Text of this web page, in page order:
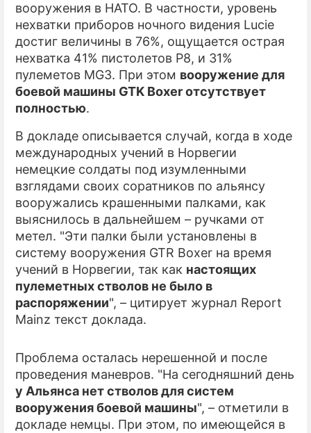
вооружения в НАТО. В частности, уровень
нехватки приборов ночного видения Lucie
достиг величины в 76%, ощущается острая
нехватка 41% пистолетов P8, и 31%
пулеметов MG3. При этом вооружение для
боевой машины GTK Boxer отсутствует
полностью.
В докладе описывается случай, когда в ходе
международных учений в Норвегии
немецкие солдаты под изумленными
взглядами своих соратников по альянсу
вооружались крашенными палками, как
выяснилось в дальнейшем – ручками от
метел. "Эти палки были установлены в
систему вооружения GTR Boxer на время
учений в Норвегии, так как настоящих
пулеметных стволов не было в
распоряжении", – цитирует журнал Report
Mainz текст доклада.
Проблема осталась нерешенной и после
проведения маневров. "На сегодняшний день
у Альянса нет стволов для систем
вооружения боевой машины", – отметили в
докладе немцы. При этом, по имеющейся в